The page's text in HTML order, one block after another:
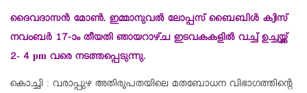
ദൈവദാസന്‍ മോണ്‍. ഇമ്മാനുവല്‍ ലോപ്പസ് ബൈബിള്‍ ക്വിസ്
നവംബര്‍ 17-ാം തീയതി ഞായറാഴ്ച ഇടവകകളില്‍ വച്ച് ഉച്ചയ്ക്ക്
2- 4 pm വരെ നടത്തപ്പെടുന്നു.
കൊച്ചി : വരാപ്പുഴ അതിരൂപതയിലെ മതബോധന വിഭാഗത്തിന്റെ